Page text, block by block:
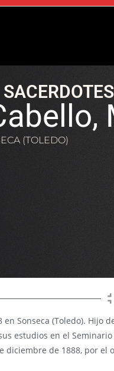
SACERDOTES
(TOLEDO)
en Sonseca (Toledo).
estudios en el
diciembre de 1888, por el